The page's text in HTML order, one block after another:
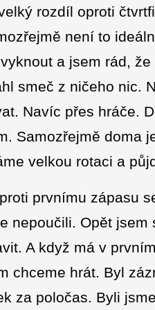
rozdíl oproti
není to
a jsem rád,
smeč z ničeho nic.
Navíc přes hráče.
Samozřejmě doma
velkou rotaci a
prvnímu zápasu
nepoučili. Opět jsem
A když má v
chceme hrát. Byl
za poločas. Byli